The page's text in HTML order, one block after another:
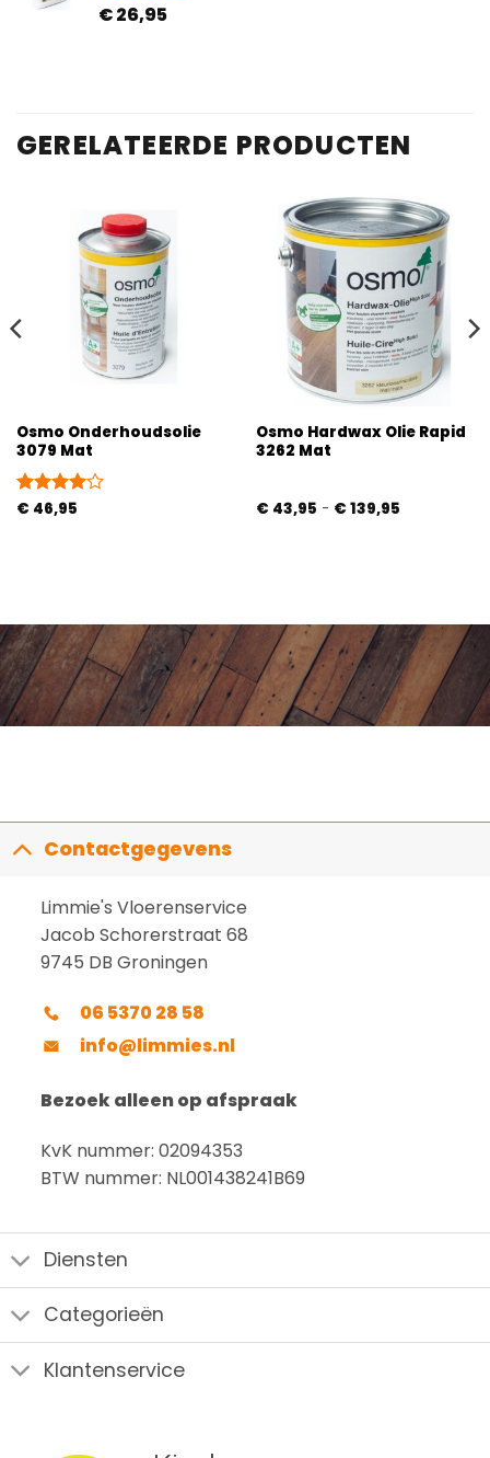
Gewaardeerd
op
3
€26,95
GERELATEERDE PRODUCTEN
Osmo Onderhoudsolie
3079 Mat
Gewaardeerd
€ 46,95
Osmo Hardwax Olie Rapid
3262 Mat
€ 43,95 - € 139,95Prijsklasse:
Contactgegevens
Limmie's Vloerenservice
Jacob Schorerstraat 68
9745 DB Groningen
06 5370 28 58
info@limmies.nl
Bezoek alleen op afspraak
KvK nummer: 02094353
BTW nummer: NL001438241B69
Diensten
Categorieën
Klantenservice